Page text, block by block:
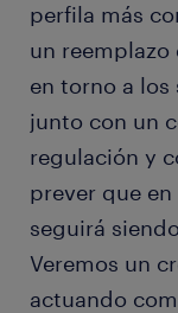
perfila más
un
en torno a los
junto con un
regulación y
prever que
seguirá
Veremos un
actuando